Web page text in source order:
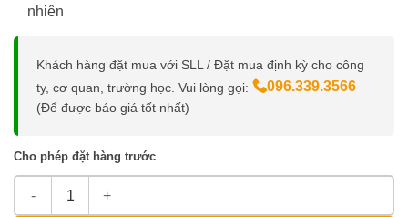
nhiên
Khách hàng đặt mua với SLL / Đặt mua định kỳ cho công
ty, cơ quan, trường học. Vui lòng gọi:
096.339.3566
(Để được báo giá tốt nhất)
Cho phép đặt hàng trước
Kéo Học Sinh M&G 135mm số lượng